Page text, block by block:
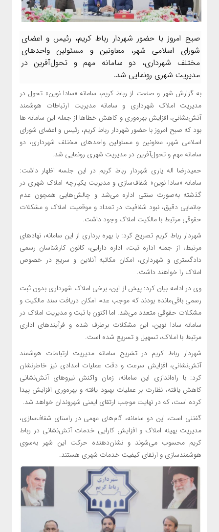
صبح امروز با حضور شهردار رباط کریم، رئیس و اعضای
شورای اسلامی شهر، معاونین و مسئولین واحدهای
مختلف شهرداری، دو سامانه مهم و تحول‌آفرین در
مدیریت شهری رونمایی شد.
به گزارش شهر و صنعت از رباط کریم، سامانه «سادا نوین» تحول در
مدیریت املاک شهرداری و سامانه مدیریت ارتباطات هوشمند
آتش‌نشانی، افزایش بهره‌وری و کاهش خطاها از جمله این سامانه ها
بود که صبح امروز با حضور شهردار رباط کریم، رئیس و اعضای شورای
اسلامی شهر، معاونین و مسئولین واحدهای مختلف شهرداری، دو
سامانه مهم و تحول‌آفرین در مدیریت شهری رونمایی شد.
حمیدرضا اله یاری شهردار رباط کریم در این جلسه اظهار داشت:
سامانه «سادا نوین» شفاف‌سازی و مدیریت یکپارچه املاک شهری در
گذشته به‌صورت سنتی اداره می‌شد و چالش‌هایی همچون عدم
جانمایی دقیق، نبود شفافیت در تعداد و موقعیت املاک و مشکلات
حقوقی مرتبط با مالکیت املاک وجود داشت.
شهردار رباط کریم تصریح کرد: با بهره برداری از این سامانه، نهادهای
مرتبط، از جمله اداره ثبت، اداره دارایی، کانون کارشناسان رسمی
دادگستری و شهرداری، امکان مکاتبه آنلاین و سریع در خصوص
املاک را خواهند داشت.
وی در ادامه بیان کرد: پیش از این، برخی املاک شهرداری بدون ثبت
رسمی باقی‌مانده بودند که موجب عدم امکان دریافت سند مالکیت و
مشکلات حقوقی متعدد می‌شد. اما اکنون با ثبت و مدیریت املاک در
سامانه سادا نوین، این مشکلات برطرف شده و فرآیندهای اداری
مرتبط با املاک، تسهیل و تسریع شده است.
شهردار رباط کریم در تشریح سامانه مدیریت ارتباطات هوشمند
آتش‌نشانی، افزایش سرعت و دقت عملیات امدادی نیز خاطرنشان
کرد: با راه‌اندازی این سامانه، زمان واکنش نیروهای آتش‌نشانی
کاهش یافته، نظارت بر عملیات بهبود یافته و بهره‌وری افزایش پیدا
کرده است، که در نهایت موجب ارتقای ایمنی شهروندان خواهد شد.
گفتنی است، این دو سامانه، گام‌های مهمی در راستای شفاف‌سازی،
مدیریت بهینه املاک و افزایش کارایی خدمات آتش‌نشانی در رباط
کریم محسوب می‌شوند و نشان‌دهنده حرکت این شهر به‌سوی
هوشمندسازی و ارتقای کیفیت خدمات شهری هستند.